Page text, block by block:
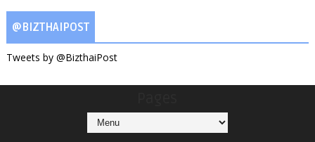
@BIZTHAIPOST
Tweets by @BizthaiPost